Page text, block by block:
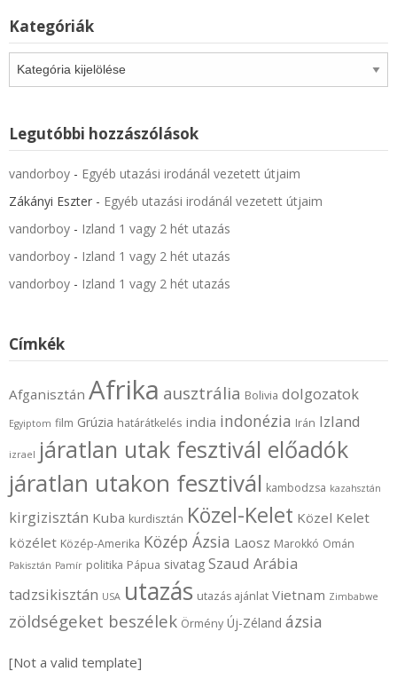
Kategóriák
Legutóbbi hozzászólások
vandorboy - Egyéb utazási irodánál vezetett útjaim
Zákányi Eszter - Egyéb utazási irodánál vezetett útjaim
vandorboy - Izland 1 vagy 2 hét utazás
vandorboy - Izland 1 vagy 2 hét utazás
vandorboy - Izland 1 vagy 2 hét utazás
Címkék
Afganisztán Afrika ausztrália Bolivia dolgozatok
Egyiptom film Grúzia határátkelés india indonézia Irán Izland
izrael járatlan utak fesztivál előadók
járatlan utakon fesztivál kambodzsa kazahsztán
kirgizisztán Kuba kurdisztán Közel-Kelet Közel Kelet
közélet Közép-Amerika Közép Ázsia Laosz Marokkó Omán
Pakisztán Pamír politika Pápua sivatag Szaud Arábia
tadzsikisztán USA utazás utazás ajánlat Vietnam Zimbabwe
zöldségeket beszélek Örmény Új-Zéland ázsia
[Not a valid template]